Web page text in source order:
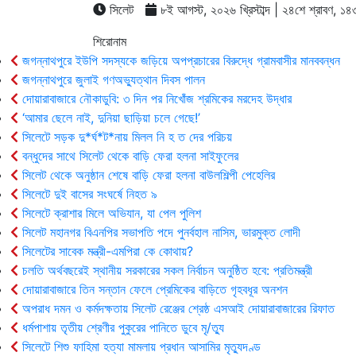
সিলেট
৮ই আগস্ট, ২০২৬ খ্রিস্টাব্দ | ২৪শে শ্রাবণ,
শিরোনাম
জগন্নাথপুরে ইউপি সদস্যকে জড়িয়ে অপপ্রচারের বিরুদ্ধে গ্রামবাসীর মানববন্ধন
জগন্নাথপুরে জুলাই গণঅভ্যুত্থান দিবস পালন
দোয়ারাবাজারে নৌকাডুবি: ৩ দিন পর নিখোঁজ শ্রমিকের মরদেহ উদ্ধার
‘আমার ছেলে নাই, দুনিয়া ছাড়িয়া চলে গেছে!’
সিলেটে সড়ক দু*র্ঘ*ট*নায় মিলল নি হ ত দের পরিচয়
বন্ধুদের সাথে সিলেট থেকে বাড়ি ফেরা হলনা সাইফুলের
সিলেট থেকে অনুষ্ঠান শেষে বাড়ি ফেরা হলনা বাউলশিল্পী পেহেলির
সিলেটে দুই বাসের সংঘর্ষে নিহত ৯
সিলেটে ক্রাশার মিলে অভিযান, যা পেল পুলিশ
সিলেট মহানগর বিএনপির সভাপতি পদে পুনর্বহাল নাসিম, ভারমুক্ত লোদী
সিলেটের সাবেক মন্ত্রী-এমপিরা কে কোথায়?
চলতি অর্থবছরেই স্থানীয় সরকারের সকল নির্বাচন অনুষ্ঠিত হবে: প্রতিমন্ত্রী
দোয়ারাবাজারে তিন সন্তান ফেলে প্রেমিকের বাড়িতে গৃহবধূর অনশন
অপরাধ দমন ও কর্মদক্ষতায় সিলেট রেঞ্জের শ্রেষ্ঠ এসআই দোয়ারাবাজারের রিফাত
ধর্মপাশায় তৃতীয় শ্রেণীর পুকুরের পানিতে ডুবে মৃ/ত্যু
সিলেটে শিশু ফাহিমা হত্যা মামলায় প্রধান আসামির মৃত্যুদণ্ড